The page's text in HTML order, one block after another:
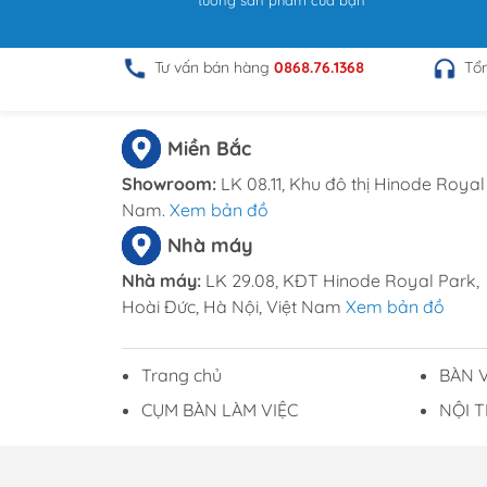
Không gian làm việc tại nhà
làm việc gọn gàng, khoa học và chuyên
Tủ
Tủ
Tư vấn bán hàng 0868.76.1368
Miền Bắc
Showroom: LK 08.11, Khu đô thị Hinode
Nam. Xem bản đồ
Nhà máy
Nhà máy: LK 29.08, KĐT Hinode Royal Park,
Hoài Đức, Hà Nội, Việt Nam Xem bản đồ
Trang chủ BÀN
CỤM BÀN LÀM VIỆC
NỘI